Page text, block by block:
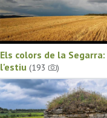
Els colors de la Segarra:
l'estiu (193 )